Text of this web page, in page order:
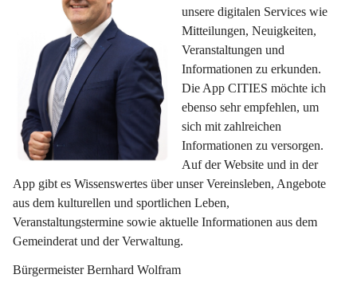
unsere digitalen Services wie
Mitteilungen, Neuigkeiten,
Veranstaltungen und
Informationen zu erkunden.
Die App CITIES möchte ich
ebenso sehr empfehlen, um
sich mit zahlreichen
Informationen zu versorgen.
Auf der Website und in der
App gibt es Wissenswertes über unser Vereinsleben, Angebote
aus dem kulturellen und sportlichen Leben,
Veranstaltungstermine sowie aktuelle Informationen aus dem
Gemeinderat und der Verwaltung.
Bürgermeister Bernhard Wolfram